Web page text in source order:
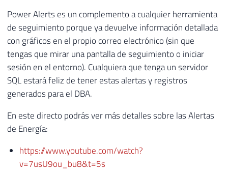
Power Alerts es un complemento a cualquier herramienta
de seguimiento porque ya devuelve información detallada
con gráficos en el propio correo electrónico (sin que
tengas que mirar una pantalla de seguimiento o iniciar
sesión en el entorno). Cualquiera que tenga un servidor
SQL estará feliz de tener estas alertas y registros
generados para el DBA.
En este directo podrás ver más detalles sobre las Alertas
de Energía:
https://www.youtube.com/watch?
v=7usU9ou_bu8&t=5s